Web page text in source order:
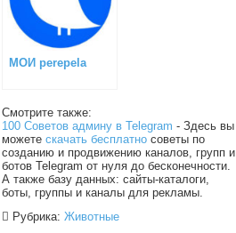
МОИ perepela
Смотрите также:
100 Советов админу в Telegram - Здесь вы
можетескачать бесплатно советы по
созданию и продвижению каналов, групп и
ботов Telegram от нуля до бесконечности.
А также базу данных: сайты-каталоги,
боты, группы и каналы для рекламы.
Рубрика:Животные